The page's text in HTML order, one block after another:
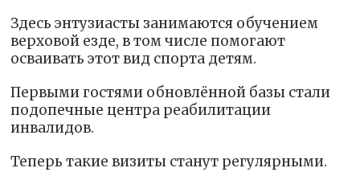
Здесь энтузиасты занимаются обучением
верховой езде, в том числе помогают
осваивать этот вид спорта детям.
Первыми гостями обновлённой базы стали
подопечные центра реабилитации
инвалидов.
Теперь такие визиты станут регулярными.